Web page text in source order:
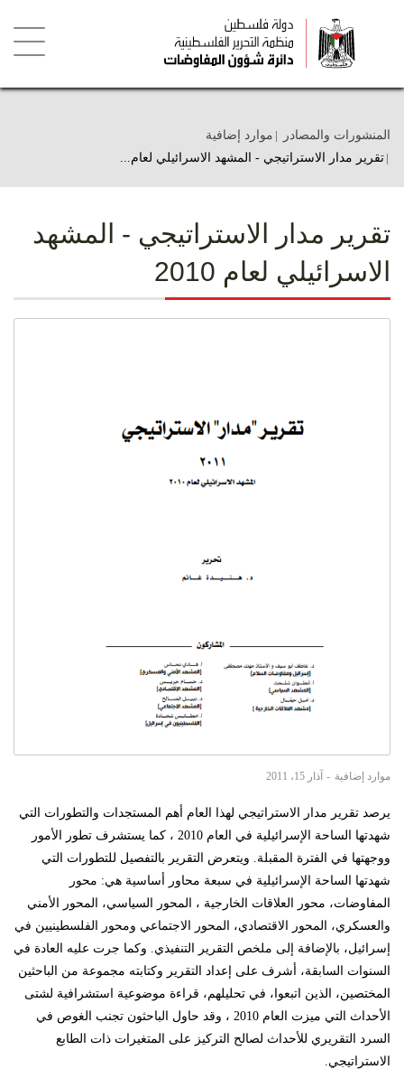
المنشورات والمصادر موارد إضافية
تقرير مدار الاستراتيجي - المشهد الاسرائيلي لعام...
تقرير مدار الاستراتيجي - المشهد
الاسرائيلي لعام 2010
موارد إضافية آذار 15، 2011
يرصد تقرير مدار الاستراتيجي لهذا العام أهم المستجدات والتطورات التي
شهدتها الساحة الإسرائيلية في العام 2010 ، كما يستشرف تطور الأمور
ووجهتها في الفترة المقبلة. ويتعرض التقرير بالتفصيل للتطورات التي
شهدتها الساحة الإسرائيلية في سبعة محاور أساسية هي: محور
المفاوضات، محور العلاقات الخارجية ، المحور السياسي، المحور الأمني
والعسكري، المحور الاقتصادي، المحور الاجتماعي ومحور الفلسطينيين في
إسرائيل، بالإضافة إلى ملخص التقرير التنفيذي. وكما جرت عليه العادة في
السنوات السابقة، أشرف على إعداد التقرير وكتابته مجموعة من الباحثين
المختصين، الذين اتبعوا، في تحليلهم، قراءة موضوعية استشرافية لشتى
الأحداث التي ميزت العام 2010 ، وقد حاول الباحثون تجنب الغوص في
السرد التقريري للأحداث لصالح التركيز على المتغيرات ذات الطابع
الاستراتيجي.